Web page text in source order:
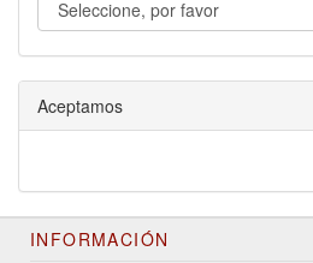
Aceptamos
INFORMACIÓN